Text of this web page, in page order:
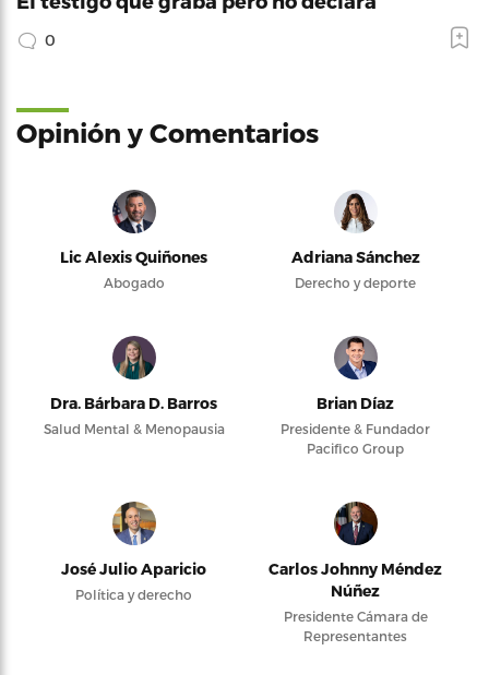
0
Opinión y Comentarios
Lic Alexis Quiñones
Abogado
Adriana Sánchez
Derecho y deporte
Dra. Bárbara D. Barros
Salud Mental & Menopausia
Brian Díaz
Presidente & Fundador
Pacifico Group
José Julio Aparicio
Política y derecho
Carlos Johnny Méndez
Núñez
Presidente Cámara de
Representantes